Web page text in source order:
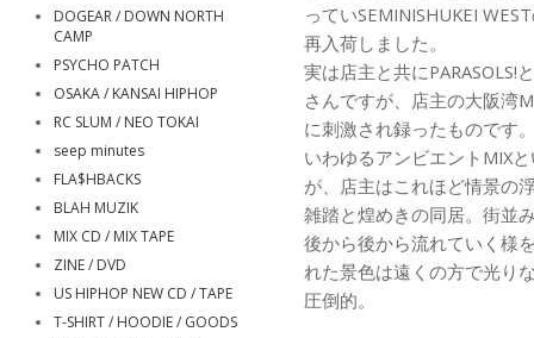
っていSEMINISHUKEI
再入荷しました。
実は店主と共にPARASOLS!
さんですが、店主の大阪湾
に刺激され録ったものです
いわゆるアンビエントMIX
が、店主はこれほど情景の
雑踏と煌めきの同居。街並
後から後から流れていく様
れた景色は遠くの方で光り
圧倒的。
DOGEAR / DOWN NORTH
CAMP
PSYCHO PATCH
OSAKA / KANSAI HIPHOP
RC SLUM / NEO TOKAI
seep minutes
FLA$HBACKS
BLAH MUZIK
MIX CD / MIX TAPE
ZINE / DVD
US HIPHOP NEW CD / TAPE
T-SHIRT / HOODIE / GOODS